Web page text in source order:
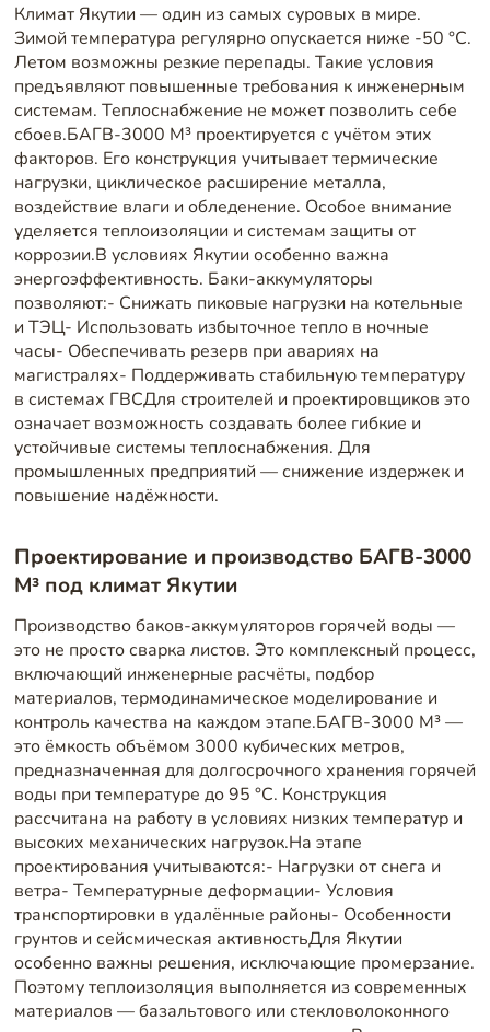
Климат Якутии — один из самых суровых в мире.
Зимой температура регулярно опускается ниже -50 °C.
Летом возможны резкие перепады. Такие условия
предъявляют повышенные требования к инженерным
системам. Теплоснабжение не может позволить себе
сбоев.БАГВ-3000 М³ проектируется с учётом этих
факторов. Его конструкция учитывает термические
нагрузки, циклическое расширение металла,
воздействие влаги и обледенение. Особое внимание
уделяется теплоизоляции и системам защиты от
коррозии.В условиях Якутии особенно важна
энергоэффективность. Баки-аккумуляторы
позволяют:- Снижать пиковые нагрузки на котельные
и ТЭЦ- Использовать избыточное тепло в ночные
часы- Обеспечивать резерв при авариях на
магистралях- Поддерживать стабильную температуру
в системах ГВСДля строителей и проектировщиков это
означает возможность создавать более гибкие и
устойчивые системы теплоснабжения. Для
промышленных предприятий — снижение издержек и
повышение надёжности.
Проектирование и производство БАГВ-3000
М³ под климат Якутии
Производство баков-аккумуляторов горячей воды —
это не просто сварка листов. Это комплексный процесс,
включающий инженерные расчёты, подбор
материалов, термодинамическое моделирование и
контроль качества на каждом этапе.БАГВ-3000 М³ —
это ёмкость объёмом 3000 кубических метров,
предназначенная для долгосрочного хранения горячей
воды при температуре до 95 °C. Конструкция
рассчитана на работу в условиях низких температур и
высоких механических нагрузок.На этапе
проектирования учитываются:- Нагрузки от снега и
ветра- Температурные деформации- Условия
транспортировки в удалённые районы- Особенности
грунтов и сейсмическая активностьДля Якутии
особенно важны решения, исключающие промерзание.
Поэтому теплоизоляция выполняется из современных
материалов — базальтового или стекловолоконного